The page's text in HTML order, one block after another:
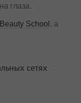
глаза.
School , а
сетях